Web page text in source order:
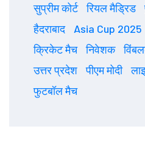
सुप्रीम कोर्ट
रियल मैड्रिड
हैदराबाद
Asia Cup 2025
क्रिकेट मैच
निवेशक
उत्तर प्रदेश
पीएम मोदी
फुटबॉल मैच